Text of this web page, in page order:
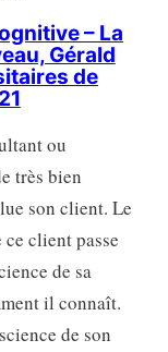
– La
Gérald
de
ou
très bien
son client. Le
client passe
de sa
il connaît.
de son